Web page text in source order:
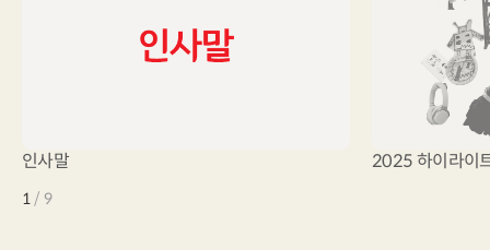
인사말 2025 하이라이
1 / 9